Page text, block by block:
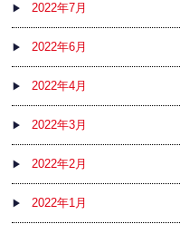
2022年7月
2022年6月
2022年4月
2022年3月
2022年2月
2022年1月